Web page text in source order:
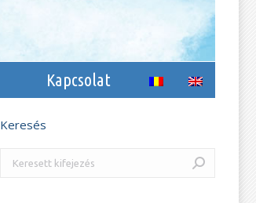
Kapcsolat
Keresés